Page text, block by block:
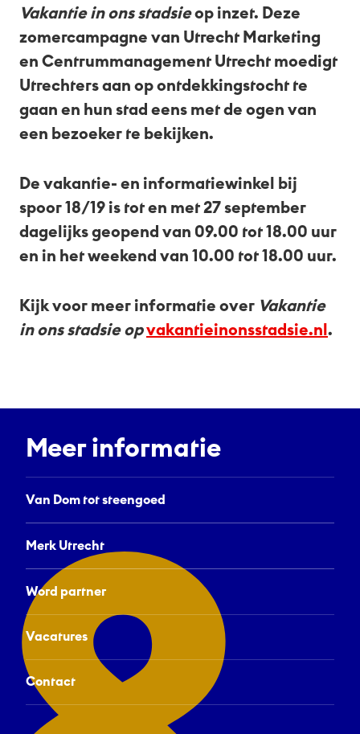
Vakantie in ons stadsieop inzet. Deze
zomercampagne van Utrecht Marketing
en Centrummanagement Utrecht moedigt
Utrechters aan op ontdekkingstocht te
gaan en hun stad eens met de ogen van
een bezoeker te bekijken.
De vakantie- en informatiewinkel bij
spoor 18/19 is tot en met 27 september
dagelijks geopend van 09.00 tot 18.00 uur
en in het weekend van 10.00 tot 18.00 uur.
Kijk voor meer informatie over Vakantie
in ons stadsie opvakantieinonsstadsie.nl .
Meer informatie
Van Dom tot steengoed
Merk Utrecht
Word partner
Vacatures
Contact